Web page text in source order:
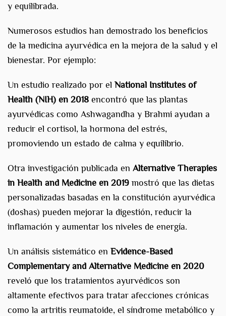
y equilibrada.
Numerosos estudios han demostrado los beneficios
de la medicina ayurvédica en la mejora de la salud y el
bienestar. Por ejemplo:
Un estudio realizado por el National Institutes of
Health (NIH) en 2018 encontró que las plantas
ayurvédicas como Ashwagandha y Brahmi ayudan a
reducir el cortisol, la hormona del estrés,
promoviendo un estado de calma y equilibrio.
Otra investigación publicada en Alternative Therapies
in Health and Medicine en 2019 mostró que las dietas
personalizadas basadas en la constitución ayurvédica
(doshas) pueden mejorar la digestión, reducir la
inflamación y aumentar los niveles de energía.
Un análisis sistemático en Evidence-Based
Complementary and Alternative Medicine en 2020
reveló que los tratamientos ayurvédicos son
altamente efectivos para tratar afecciones crónicas
como la artritis reumatoide, el síndrome metabólico y